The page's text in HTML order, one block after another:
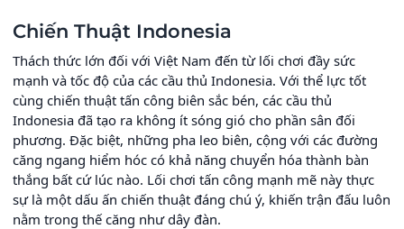
Chiến Thuật Indonesia
Thách thức lớn đối với Việt Nam đến từ lối chơi đầy sức
mạnh và tốc độ của các cầu thủ Indonesia. Với thể lực tốt
cùng chiến thuật tấn công biên sắc bén, các cầu thủ
Indonesia đã tạo ra không ít sóng gió cho phần sân đối
phương. Đặc biệt, những pha leo biên, cộng với các đường
căng ngang hiểm hóc có khả năng chuyển hóa thành bàn
thắng bất cứ lúc nào. Lối chơi tấn công mạnh mẽ này thực
sự là một dấu ấn chiến thuật đáng chú ý, khiến trận đấu luôn
nằm trong thế căng như dây đàn.